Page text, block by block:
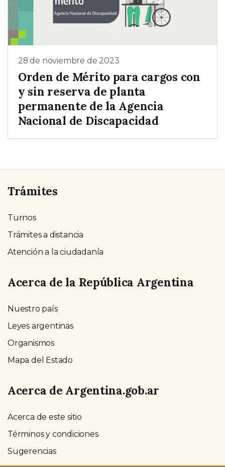
28 de noviembre de 2023
Orden de Mérito para cargos con
y sin reserva de planta
permanente de la Agencia
Nacional de Discapacidad
Trámites
Turnos
Trámites a distancia
Atención a la ciudadanía
Acerca de la República Argentina
Nuestro país
Leyes argentinas
Organismos
Mapa del Estado
Acerca de Argentina.gob.ar
Acerca de este sitio
Términos y condiciones
Sugerencias